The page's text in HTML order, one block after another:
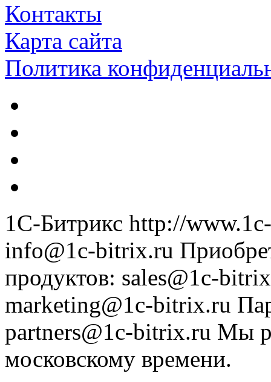
Контакты
Карта сайта
Политика
1С-Битрикс http://
info@1c-bitrix.ru
продуктов: sales@1c-
marketing@1c-bitrix.ru
partners@1c-bitrix.ru Мы
московскому времени.